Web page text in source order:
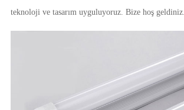
teknoloji ve tasarım uyguluyoruz. Bize hoş geldiniz.